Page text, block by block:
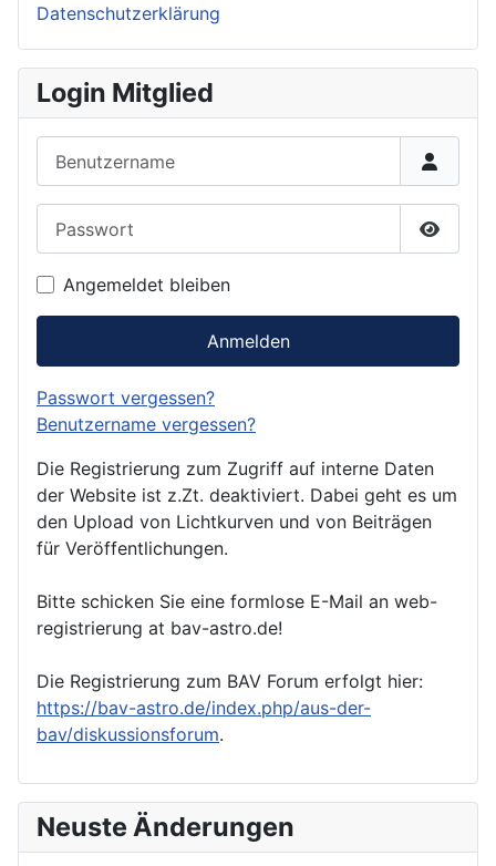
Datenschutzerklärung
Login Mitglied
Angemeldet bleiben
Anmelden
Passwort vergessen?
Benutzername vergessen?
Die Registrierung zum Zugriff auf interne Daten
der Website ist z.Zt. deaktiviert. Dabei geht es um
den Upload von Lichtkurven und von Beiträgen
für Veröffentlichungen.
Bitte schicken Sie eine formlose E-Mail an web-
registrierung at bav-astro.de!
Die Registrierung zum BAV Forum erfolgt hier:
https://bav-astro.de/index.php/aus-der-
bav/diskussionsforum.
Neuste Änderungen